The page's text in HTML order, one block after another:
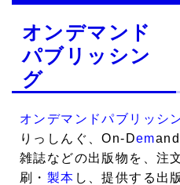
オンデマンド
パブリッシン
グ
オンデマンドパブリッシ
りっしんぐ、On-Dem
雑誌などの出版物を、注
刷・ 製本 し、提供する出